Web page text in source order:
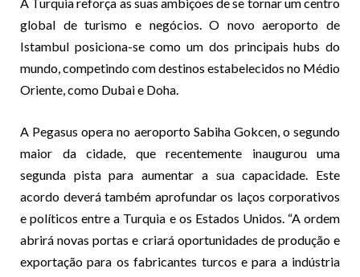
global de turismo e negócios. O novo aeroporto de
Istambul posiciona-se como um dos principais hubs do
mundo, competindo com destinos estabelecidos no Médio
Oriente, como Dubai e Doha.
A Pegasus opera no aeroporto Sabiha Gokcen, o segundo
maior da cidade, que recentemente inaugurou uma
segunda pista para aumentar a sua capacidade. Este
acordo deverá também aprofundar os laços corporativos
e políticos entre a Turquia e os Estados Unidos. “A ordem
abrirá novas portas e criará oportunidades de produção e
exportação para os fabricantes turcos e para a indústria